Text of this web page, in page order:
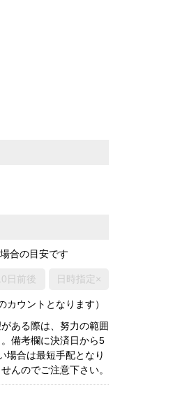
合の目安です
日前後 日時指定×
ウントとなります）
ある際は、努力の範囲
備考欄に決済日から5
場合は最短手配となり
んのでご注意下さい。